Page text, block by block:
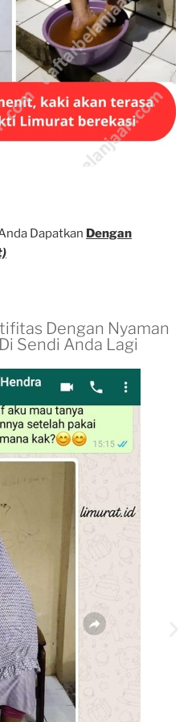
Dapatkan Dengan
Dengan Nyaman
Sendi Anda Lagi